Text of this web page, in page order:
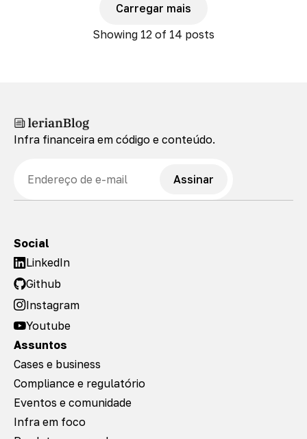
Carregar mais
Showing 12 of 14 posts
Infra financeira em código e conteúdo.
E-mail Assinar
Social
LinkedIn
Github
Instagram
Youtube
Assuntos
Cases e business
Compliance e regulatório
Eventos e comunidade
Infra em foco